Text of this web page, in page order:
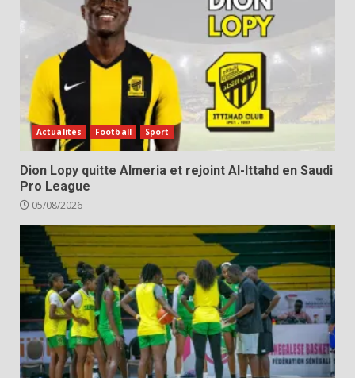
Actualités Football Sport
Dion Lopy quitte Almeria et rejoint Al-Ittahd en Saudi
Pro League
05/08/2026